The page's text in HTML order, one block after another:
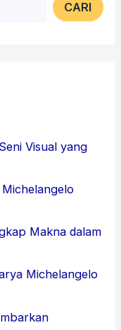
CARI
Visual yang
Makna dalam
Michelangelo